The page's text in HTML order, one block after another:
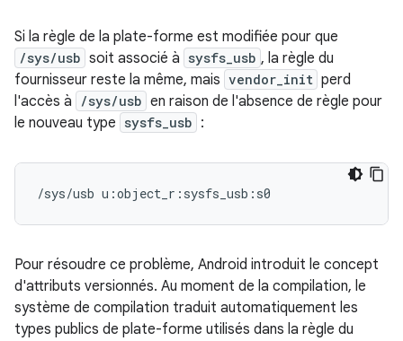
Si la règle de la plate-forme est modifiée pour que
/sys/usb soit associé à sysfs_usb , la règle du
fournisseur reste la même, mais vendor_init perd
l'accès à
/sys/usb en raison de l'absence de règle pour
le nouveau type sysfs_usb :
/sys/usb u:object_r:sysfs_usb:s0
Pour résoudre ce problème, Android introduit le concept
d'attributs versionnés. Au moment de la compilation, le
système de compilation traduit automatiquement les
types publics de plate-forme utilisés dans la règle du